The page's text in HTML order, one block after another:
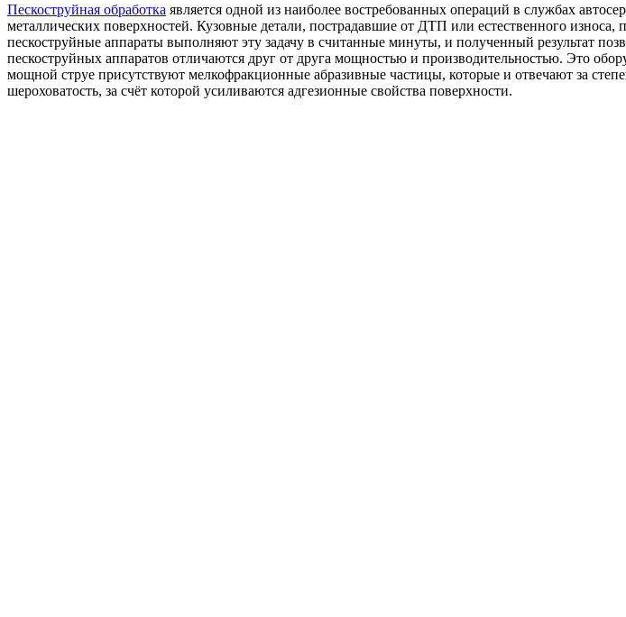
Пескоструйная обработка является одной из наиболее востребованных операций в службах
металлических поверхностей. Кузовные детали, пострадавшие от ДТП или естественного
пескоструйные аппараты выполняют эту задачу в считанные минуты, и полученный результат
пескоструйных аппаратов отличаются друг от друга мощностью и производительностью. Это
мощной струе присутствуют мелкофракционные абразивные частицы, которые и отвечают за
шероховатость, за счёт которой усиливаются адгезионные свойства поверхности.